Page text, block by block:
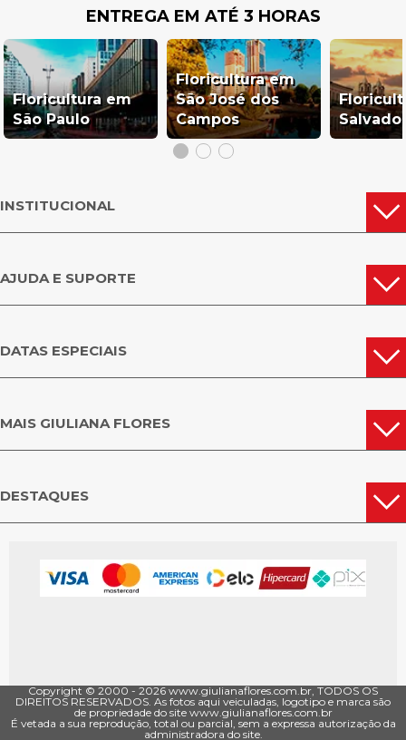
ENTREGA EM ATÉ 3 HORAS
Floricultura em
São Paulo
Floricultura em
São José dos
Campos
INSTITUCIONAL
AJUDA E SUPORTE
DATAS ESPECIAIS
MAIS GIULIANA FLORES
DESTAQUES
Copyright © 2000 - ­2026 www.giulianaflores.com.br, TODOS OS
DIREITOS RESERVADOS. As fotos aqui veiculadas, logotipo e marca são
de propriedade do site www.giulianaflores.com.br
É vetada a sua reprodução, total ou parcial, sem a expressa autorização da
administradora do site.